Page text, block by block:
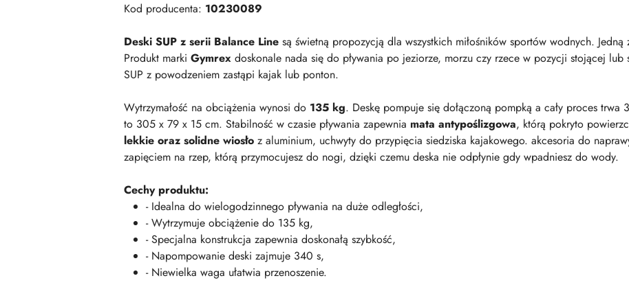
Kod producenta: 10230089
Deski SUP z serii Balance Line są świetną propozycją dla wszystkich miłośników sportów wodnych.
Produkt marki Gymrex doskonale nada się do pływania po jeziorze, morzu czy rzece w pozycji stojącej lub
SUP z powodzeniem zastąpi kajak lub ponton.
Wytrzymałość na obciążenia wynosi do 135 kg. Deskę pompuje się dołączoną pompką a cały proces
to 305 x 79 x 15 cm. Stabilność w czasie pływania zapewnia mata antypoślizgowa, którą pokryto
lekkie oraz solidne wiosło z aluminium, uchwyty do przypięcia siedziska kajakowego. akcesoria do
zapięciem na rzep, którą przymocujesz do nogi, dzięki czemu deska nie odpłynie gdy wpadniesz do wody.
Cechy produktu:
- Idealna do wielogodzinnego pływania na duże odległości,
- Wytrzymuje obciążenie do 135 kg,
- Specjalna konstrukcja zapewnia doskonałą szybkość,
- Napompowanie deski zajmuje 340 s,
- Niewielka waga ułatwia przenoszenie.